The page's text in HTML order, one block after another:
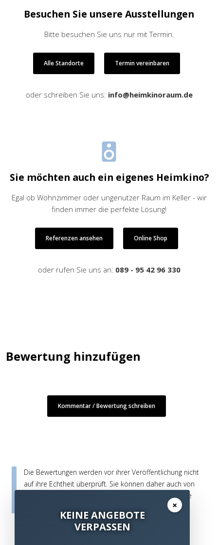
Besuchen Sie unsere Ausstellungen
Bitte besuchen Sie uns nur mit Termin.
Alle Standorte Termin vereinbaren
oder schreiben Sie uns: info@heimkinoraum.de
Sie möchten auch ein eigenes Heimkino?
Egal ob Wohnzimmer oder ungenutzer Raum im Keller - wir
finden immer die perfekte Lösung!
Referenzen ansehen Online Shop
oder rufen Sie uns an: 089 - 95 42 96 330
Bewertung hinzufügen
Kommentar / Bewertung schreiben
Die Bewertungen werden vor ihrer Veröffentlichung nicht
auf ihre Echtheit überprüft. Sie können daher auch von
Verbrauchern stammen, die die bewerteten Produkte
×
KEINE ANGEBOTE
VERPASSEN